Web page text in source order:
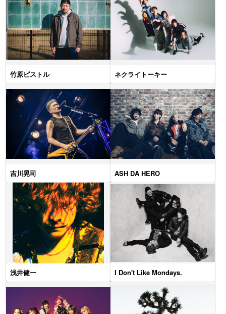
竹原ピストル ネクライトーキー
吉川晃司 ASH DA HERO
浅井健一 I Don't Like Mondays.